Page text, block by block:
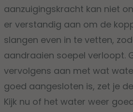
aanzuigingskracht kan niet
er verstandig aan om de
slangen even in te vetten,
aandraaien soepel verloopt.
vervolgens aan met wat
goed aangesloten is, zet je
Kijk nu of het water weer